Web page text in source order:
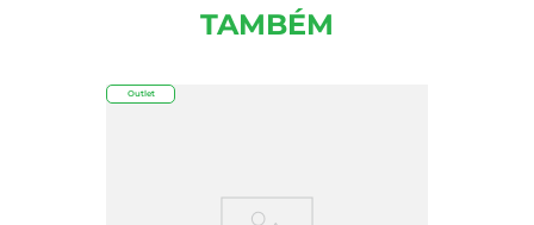
TAMBÉM
Outlet